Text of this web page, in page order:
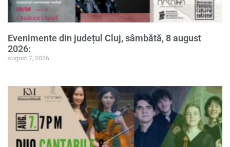
Evenimente din județul Cluj, sâmbătă, 8 august
2026:
august 7, 2026